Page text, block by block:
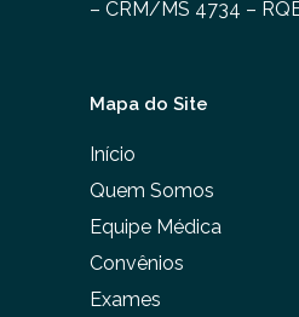
– CRM/MS 4734 –
Mapa do Site
Início
Quem Somos
Equipe Médica
Convênios
Exames